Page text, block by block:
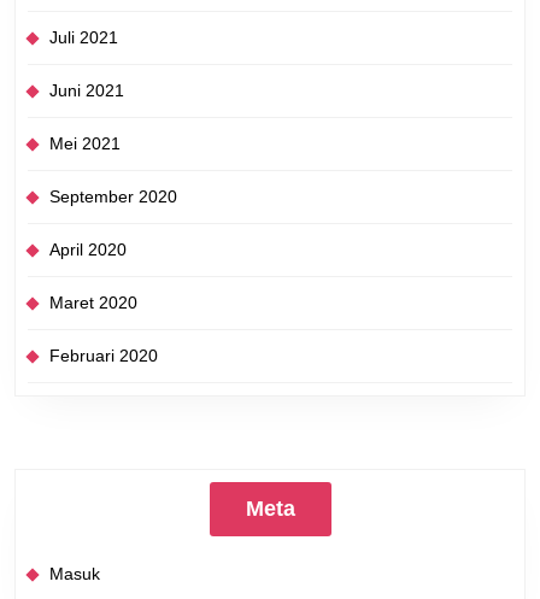
Juli 2021
Juni 2021
Mei 2021
September 2020
April 2020
Maret 2020
Februari 2020
Meta
Masuk